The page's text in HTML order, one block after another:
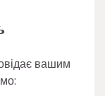
вашим